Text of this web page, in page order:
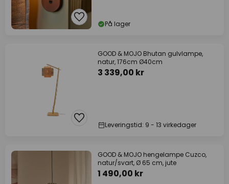
På lager
GOOD & MOJO Bhutan gulvlampe,
natur, 176cm Ø40cm
3 339,00 kr
Leveringstid: 9 - 13 virkedager
GOOD & MOJO hengelampe Cuzco,
natur/svart, Ø 65 cm, jute
1 490,00 kr